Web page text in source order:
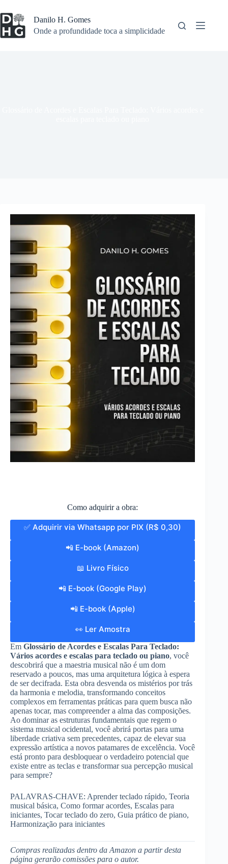
para
o
conteúdo
Danilo H. Gomes
Onde a profundidade toca a simplicidade
Como adquirir a obra:
✅ Adquirir via Whatsapp por PIX (R$ 0,30)
📲 E-book (Amazon)
📖 Livro Físico
📲 E-book (Google Play)
📲 E-book (Apple)
👀 Ler Amostra
Em Glossário de Acordes e Escalas Para Teclado:
Vários acordes e escalas para teclado ou piano, você
descobrirá que a maestria musical não é um dom
reservado a poucos, mas uma arquitetura lógica à espera
de ser decifrada. Esta obra desvenda os mistérios por trás
da harmonia e melodia, transformando conceitos
complexos em ferramentas práticas para quem busca não
apenas tocar, mas compreender a alma das composições.
Ao dominar as estruturas fundamentais que regem o
sistema musical ocidental, você abrirá portas para uma
liberdade criativa sem precedentes, capaz de elevar sua
expressão artística a novos patamares de excelência. Você
está pronto para desbloquear o verdadeiro potencial que
existe entre as teclas e transformar sua percepção musical
para sempre?
PALAVRAS-CHAVE: Aprender teclado rápido, Teoria
musical básica, Como formar acordes, Escalas para
iniciantes, Tocar teclado do zero, Guia prático de piano,
Harmonização para iniciantes
Compras realizadas dentro da Amazon a partir desta
página gerarão comissões para o autor.